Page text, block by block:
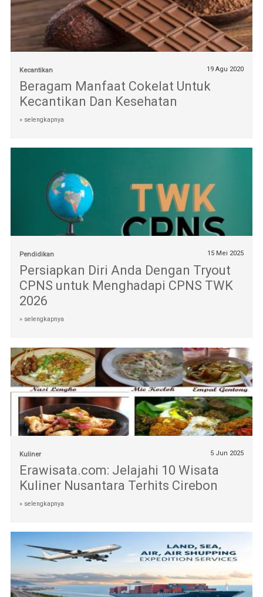
Kecantikan 19 Agu 2020
Beragam Manfaat Cokelat Untuk
Kecantikan Dan Kesehatan
» selengkapnya
Pendidikan 15 Mei 2025
Persiapkan Diri Anda Dengan Tryout
CPNS untuk Menghadapi CPNS TWK
2026
» selengkapnya
Kuliner 5 Jun 2025
Erawisata.com: Jelajahi 10 Wisata
Kuliner Nusantara Terhits Cirebon
» selengkapnya